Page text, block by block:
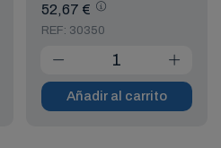
52,67 €
REF: 30350
Añadir al carrito